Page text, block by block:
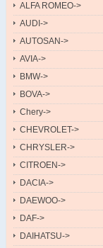
ALFA ROMEO->
AUDI->
AUTOSAN->
AVIA->
BMW->
BOVA->
Chery->
CHEVROLET->
CHRYSLER->
CITROEN->
DACIA->
DAEWOO->
DAF->
DAIHATSU->